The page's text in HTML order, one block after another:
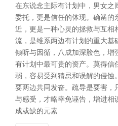
在东说念主际有计划中，男女之
委托，更是信任的体现。确凿的
近，更是一种心灵的拯救与互相
流，是维系两边有计划的重大基
倾听与因循，八成加深脸色，增
有计划中最可贵的资产。莫得信
弱，容易受到猜忌和误解的侵蚀
要两边共同发奋。疏导是要害，
与感受，才略幸免诬告，增进相
成或缺的元素